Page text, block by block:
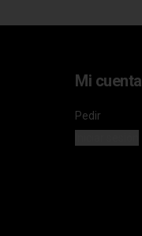
Mi cuenta
Pedir